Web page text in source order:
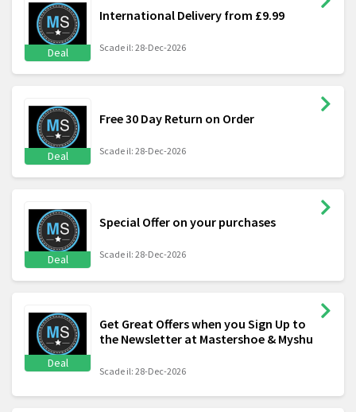
Deal
International Delivery from £9.99
Scade il: 28-Dec-2026
Deal
Free 30 Day Return on Order
Scade il: 28-Dec-2026
Deal
Special Offer on your purchases
Scade il: 28-Dec-2026
Deal
Get Great Offers when you Sign Up to
the Newsletter at Mastershoe & Myshu
Scade il: 28-Dec-2026